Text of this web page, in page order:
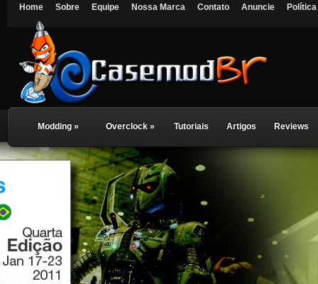
Home Sobre Equipe Nossa Marca Contato Anuncie
Modding » Overclock » Tutoriais Artigos Reviews